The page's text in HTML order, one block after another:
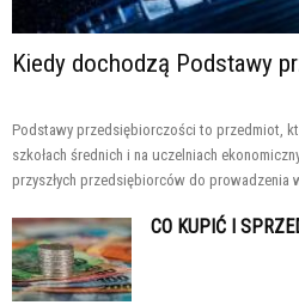
Kiedy dochodzą Podstawy
Podstawy przedsiębiorczości to przedmiot,
szkołach średnich i na uczelniach
przyszłych przedsiębiorców do prowadzenia
CO KUPIĆ I